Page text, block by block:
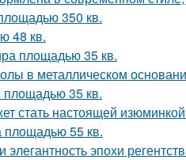
350 кв.
48 кв.
площадью 35 кв.
в металлическом
площадью 35 кв.
стать настоящей
площадью 55 кв.
элегантность эпохи